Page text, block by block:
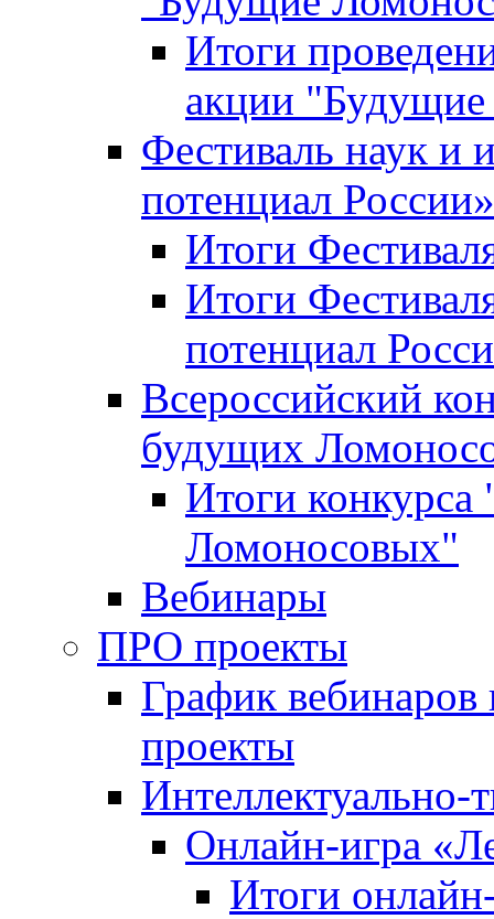
Итоги
акции
Фестиваль наук и
потенциал России»
Итоги
Итоги
потенциал
Всероссийский
будущих
Итоги
Ломоносовых"
Вебинары
ПРО проекты
График
проекты
Интеллектуально-
Онлайн-игра
Итоги